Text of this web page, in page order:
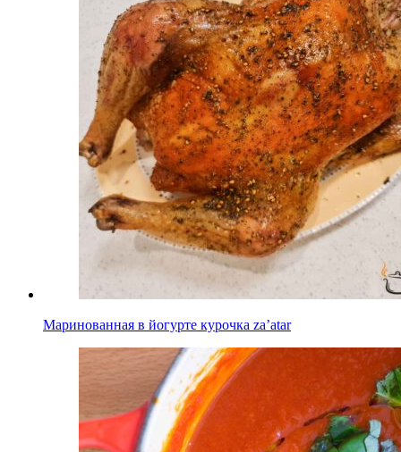
Маринованная в йогурте курочка za’atar